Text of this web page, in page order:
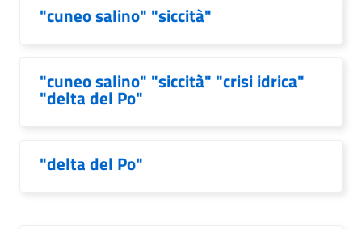
"cuneo salino" "siccità"
"cuneo salino" "siccità" "crisi idrica"
"delta del Po"
"delta del Po"